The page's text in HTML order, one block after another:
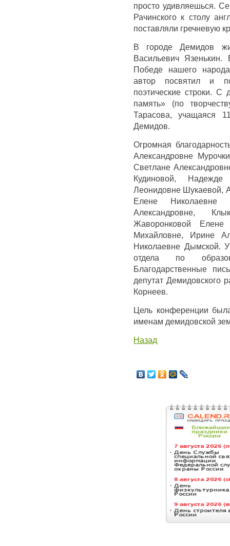
просто удивляешься.
Рачинского к столу
поставляли гречневую
В городе Демидов
Васильевич Язенькин.
Победе нашего
автор посвятил и
поэтические строки.
память» (по
Тарасова,
Демидов.
Огромная
Александровне
Светлане
Кудиновой,
Леонидовне Шукаевой,
Елене Николаевне
Александровне,
Жаворонковой Елене
Михайловне, Ирине
Николаевне Дымской.
отдела по
Благодарственные
депутат Демидовского
Корнеев.
Цель конференции
именам демидовской
Назад